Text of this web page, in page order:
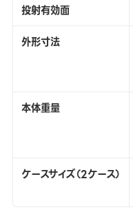
投射有効面
外形寸法
本体重量
ケースサイズ（2ケース）